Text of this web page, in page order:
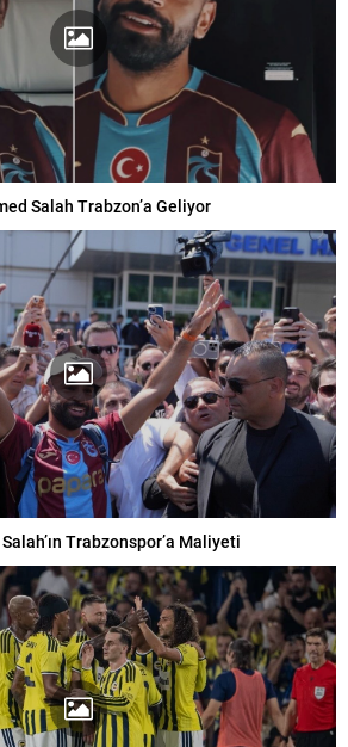
Salah Trabzon’a Geliyor
Trabzonspor’a Maliyeti